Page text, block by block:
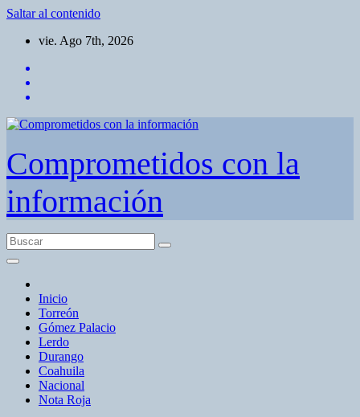
Saltar al contenido
vie. Ago 7th, 2026
Comprometidos con la
información
Inicio
Torreón
Gómez Palacio
Lerdo
Durango
Coahuila
Nacional
Nota Roja